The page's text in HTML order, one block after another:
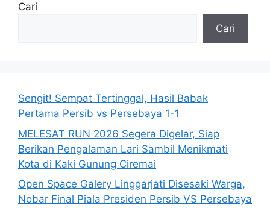
Cari
Cari
Sengit! Sempat Tertinggal, Hasil Babak
Pertama Persib vs Persebaya 1-1
MELESAT RUN 2026 Segera Digelar, Siap
Berikan Pengalaman Lari Sambil Menikmati
Kota di Kaki Gunung Ciremai
Open Space Galery Linggarjati Disesaki Warga,
Nobar Final Piala Presiden Persib VS Persebaya